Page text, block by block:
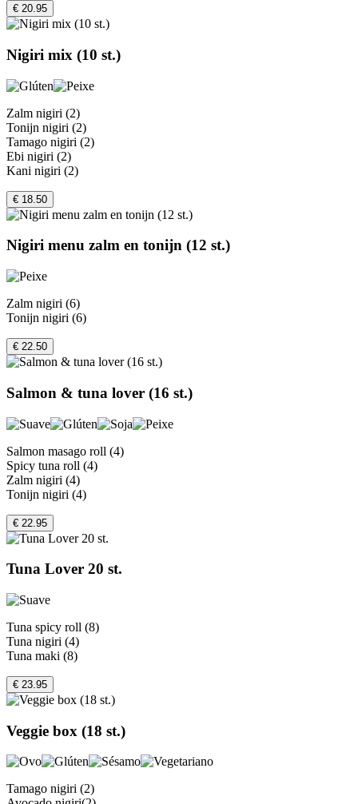
€ 20.95
Nigiri mix (10 st.)
Zalm nigiri (2)
Tonijn nigiri (2)
Tamago nigiri (2)
Ebi nigiri (2)
Kani nigiri (2)
€ 18.50
Nigiri menu zalm en tonijn (12 st.)
Zalm nigiri (6)
Tonijn nigiri (6)
€ 22.50
Salmon & tuna lover (16 st.)
Salmon masago roll (4)
Spicy tuna roll (4)
Zalm nigiri (4)
Tonijn nigiri (4)
€ 22.95
Tuna Lover 20 st.
Tuna spicy roll (8)
Tuna nigiri (4)
Tuna maki (8)
€ 23.95
Veggie box (18 st.)
Tamago nigiri (2)